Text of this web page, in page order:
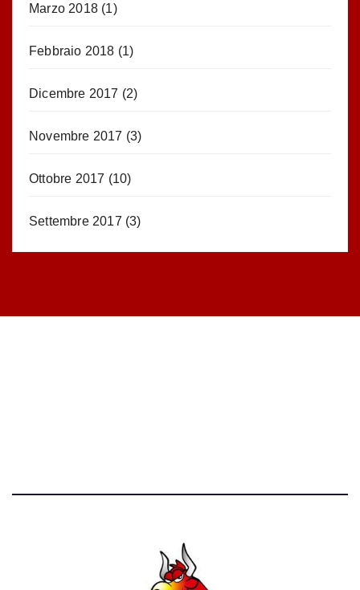
Marzo 2018 (1)
Febbraio 2018 (1)
Dicembre 2017 (2)
Novembre 2017 (3)
Ottobre 2017 (10)
Settembre 2017 (3)